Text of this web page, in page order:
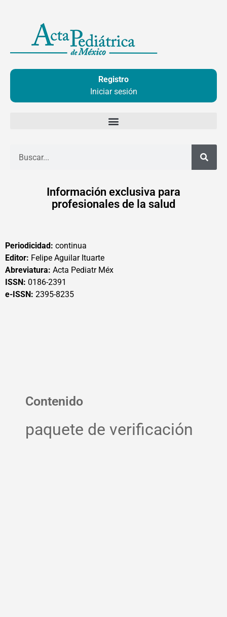
contenido
Registro
Iniciar sesión
Información exclusiva para
profesionales de la salud
Periodicidad: continua
Editor: Felipe Aguilar Ituarte
Abreviatura: Acta Pediatr Méx
ISSN: 0186-2391
e-ISSN: 2395-8235
Contenido
paquete de verificación